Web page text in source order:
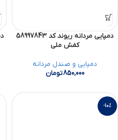
دمپایی مردانه ریوند کد 58997843
کفش ملی
دمپایی و صندل مردانه
850,000تومان
-10%